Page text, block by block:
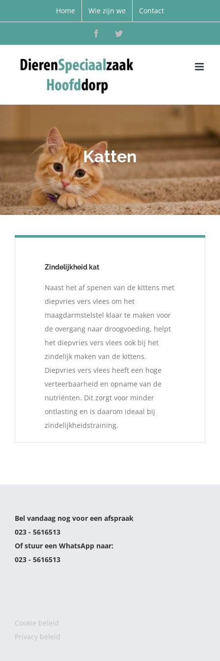
Home Wie zijn we Contact
FacebookTwitter
Katten
Zindelijkheid kat
Naast het af spenen van de kittens met
diepvries vers vlees om het
maagdarmstelstel klaar te maken voor
de overgang naar droogvoeding, helpt
het diepvries vers vlees ook bij het
zindelijk maken van de kittens.
Diepvries vers vlees heeft een hoge
verteerbaarheid en opname van de
nutriënten. Dit zorgt voor minder
ontlasting en is daarom ideaal bij
zindelijkheidstraining.
Bel vandaag nog voor een afspraak
023 - 5616513
Of stuur een WhatsApp naar:
023 - 5616513
Cookie beleid
Privacy beleid